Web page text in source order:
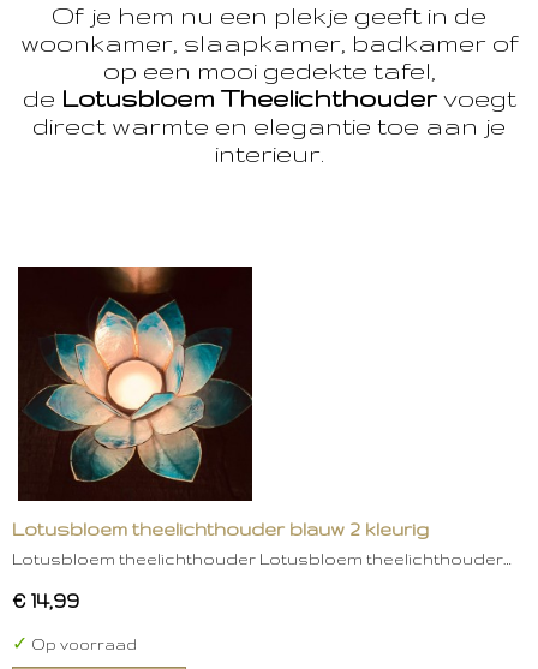
Of je hem nu een plekje geeft in de
woonkamer, slaapkamer, badkamer of
op een mooi gedekte tafel,
de Lotusbloem Theelichthoudervoegt
direct warmte en elegantie toe aan je
interieur.
Lotusbloem theelichthouder blauw 2 kleurig
Lotusbloem theelichthouder Lotusbloem theelichthouder…
€ 14,99
✓ Op voorraad